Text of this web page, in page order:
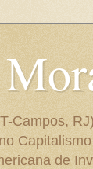
Campos,
de